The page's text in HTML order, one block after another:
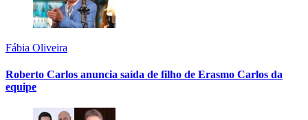
Fábia Oliveira
Roberto Carlos anuncia saída de filho de Erasmo Carlos da
equipe